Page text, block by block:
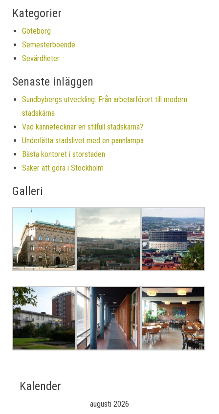
Kategorier
Göteborg
Semesterboende
Sevärdheter
Senaste inläggen
Sundbybergs utveckling: Från arbetarförort till modern
stadskärna
Vad kännetecknar en stilfull stadskärna?
Underlätta stadslivet med en pannlampa
Bästa kontoret i storstaden
Saker att göra i Stockholm
Galleri
Kalender
augusti 2026